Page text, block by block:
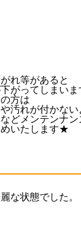
れ等があると
がってしまい
方は
汚れが付かな
どメンテンナ
いたします★
な状態でした。